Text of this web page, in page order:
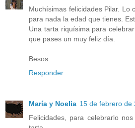
Muchísimas felicidades Pilar. Lo
para nada la edad que tienes.
Una tarta riquísima para
que pases un muy feliz día.
Besos.
Responder
María y Noelia 15 de febrero de
Felicidades, para celebrarlo